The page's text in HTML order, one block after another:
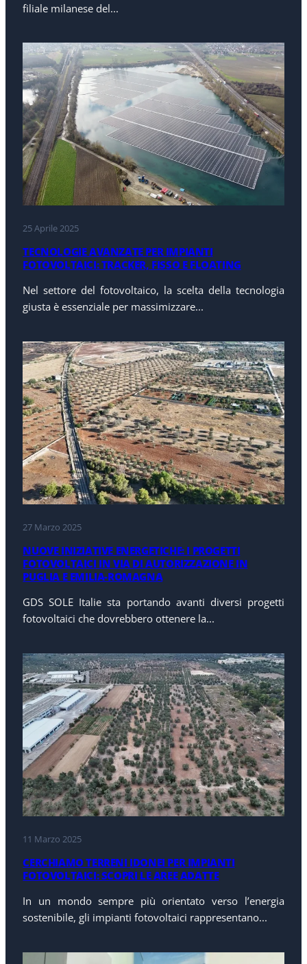
filiale milanese del...
25 Aprile 2025
TECNOLOGIE AVANZATE PER IMPIANTI
FOTOVOLTAICI: TRACKER, FISSO E FLOATING
Nel settore del fotovoltaico, la scelta della tecnologia
giusta è essenziale per massimizzare...
27 Marzo 2025
NUOVE INIZIATIVE ENERGETICHE: I PROGETTI
FOTOVOLTAICI IN VIA DI AUTORIZZAZIONE IN
PUGLIA E EMILIA-ROMAGNA
GDS SOLE Italie sta portando avanti diversi progetti
fotovoltaici che dovrebbero ottenere la...
11 Marzo 2025
CERCHIAMO TERRENI IDONEI PER IMPIANTI
FOTOVOLTAICI: SCOPRI LE AREE ADATTE
In un mondo sempre più orientato verso l’energia
sostenibile, gli impianti fotovoltaici rappresentano...